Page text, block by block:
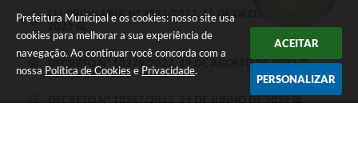
Prefeitura Municipal e os cookies: nosso site usa
cookies para melhorar a sua experiência de
navegação. Ao continuar você concorda com a
nossa Política de Cookies e Privacidade.
ACEITAR
PERSONALIZAR
LEI ORDINÁRIA Nº 2331/2022, 15 DE DEZEMBRO DE
DECRETO Nº 10379/2022, 19 DE AGOSTO DE 2022